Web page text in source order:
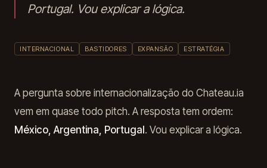
Portugal. Vou explicar a lógica.
INTERNACIONAL BASTIDORES EXPANSÃO ESTRATÉGIA
A pergunta sobre internacionalização do Chateau.ia
vem em quase todo pitch. A resposta tem ordem:
México, Argentina, Portugal . Vou explicar a lógica.